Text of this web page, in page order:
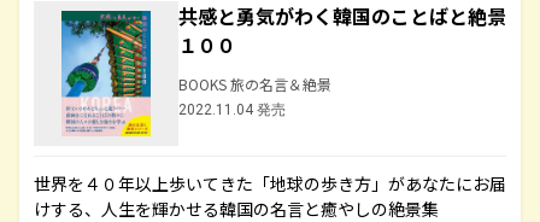
共感と勇気がわく韓国のことばと絶景
１００
BOOKS 旅の名言＆絶景
2022.11.04 発売
世界を４０年以上歩いてきた「地球の歩き方」があなたにお届
けする、人生を輝かせる韓国の名言と癒やしの絶景集